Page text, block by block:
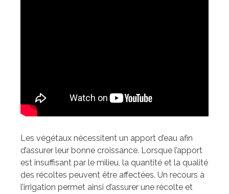
Les végétaux nécessitent un apport d’eau afin
d’assurer leur bonne croissance. Lorsque l’apport
est insuffisant par le milieu, la quantité et la qualité
des récoltes peuvent être affectées. Un recours à
l’irrigation permet ainsi d’assurer une récolte et